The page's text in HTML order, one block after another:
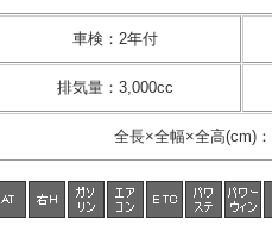
車検 ： 2年付
排気量： 3,000cc
全長×全幅×全高(cm)：